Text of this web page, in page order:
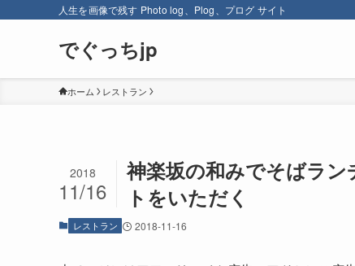
人生を画像で残す Photo log、Plog、プログ サイト
でぐっちjp
ホーム レストラン
神楽坂の和みでそばラ
トをいただく
2018
11/16
レストラン 2018-11-16